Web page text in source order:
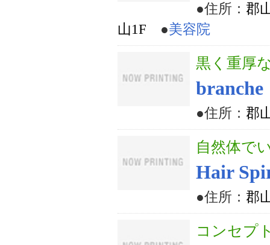
●住所： 郡
山1F ●美容院
黒く重厚
branche
●住所： 郡
自然体で
Hair
●住所： 郡
コンセプ